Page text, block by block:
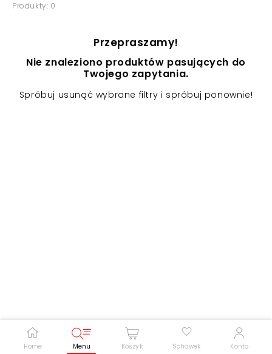
Home Menu Koszyk Schowek Konto
Produkty: 0
Przepraszamy!
Nie znaleziono produktów pasujących do
Twojego zapytania.
Spróbuj usunąć wybrane filtry i spróbuj ponownie!
Podkreślenie linków